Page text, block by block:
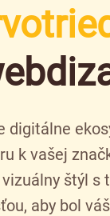
digitálne
k vašej
štýl s
aby bol